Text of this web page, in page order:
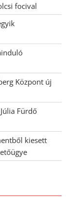
focival
Központ új
Fürdő
kiesett